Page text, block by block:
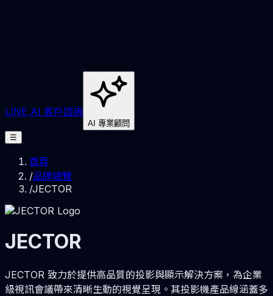
LINE AI 客戶諮詢
AI 專業顧問
☰
首頁
/品牌總覽
/JECTOR
JECTOR
JECTOR 致力於提供高品質的投影與顯示解決方案，為企業
級視訊會議帶來清晰生動的視覺呈現。其投影機產品線涵蓋多